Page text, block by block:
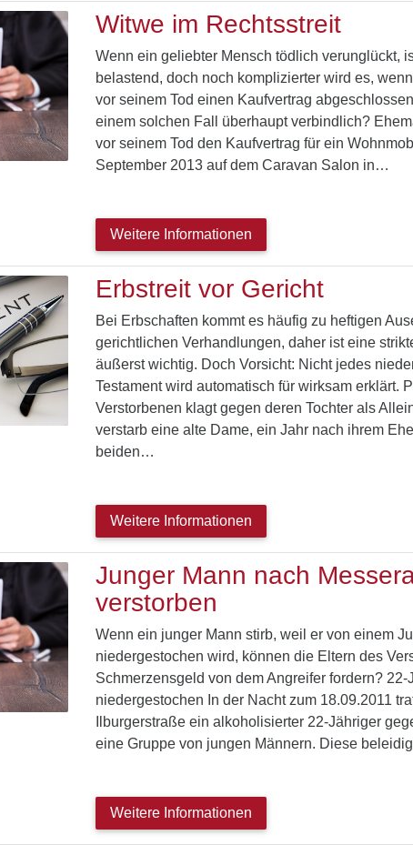
Witwe im Rechtsstreit
Wenn ein geliebter Mensch tödlich verunglückt,
belastend, doch noch komplizierter wird es,
vor seinem Tod einen Kaufvertrag
einem solchen Fall überhaupt verbindlich?
vor seinem Tod den Kaufvertrag für ein
September 2013 auf dem Caravan Salon in…
Weitere Informationen
Erbstreit vor Gericht
Bei Erbschaften kommt es häufig zu heftigen
gerichtlichen Verhandlungen, daher ist eine
äußerst wichtig. Doch Vorsicht: Nicht jedes
Testament wird automatisch für wirksam erklärt.
Verstorbenen klagt gegen deren Tochter als
verstarb eine alte Dame, ein Jahr nach ihrem
beiden…
Weitere Informationen
Junger Mann nach
verstorben
Wenn ein junger Mann stirb, weil er von einem
niedergestochen wird, können die Eltern des
Schmerzensgeld von dem Angreifer fordern?
niedergestochen In der Nacht zum 18.09.2011
Ilburgerstraße ein alkoholisierter 22-Jähriger
eine Gruppe von jungen Männern. Diese
Weitere Informationen